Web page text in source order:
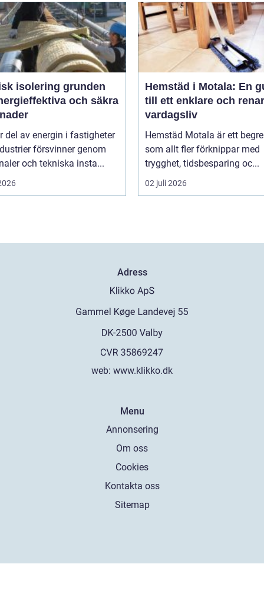
grunden
och säkra
del av energin i fastigheter
försvinner genom
och tekniska insta...
Hemstäd i Motala: En
till ett enklare och
vardagsliv
Hemstäd Motala är ett
som allt fler förknippar med
trygghet, tidsbesparing oc...
02 juli 2026
Adress
web: www.klikko.dk
Menu
Annonsering
Om oss
Cookies
Kontakta oss
Sitemap